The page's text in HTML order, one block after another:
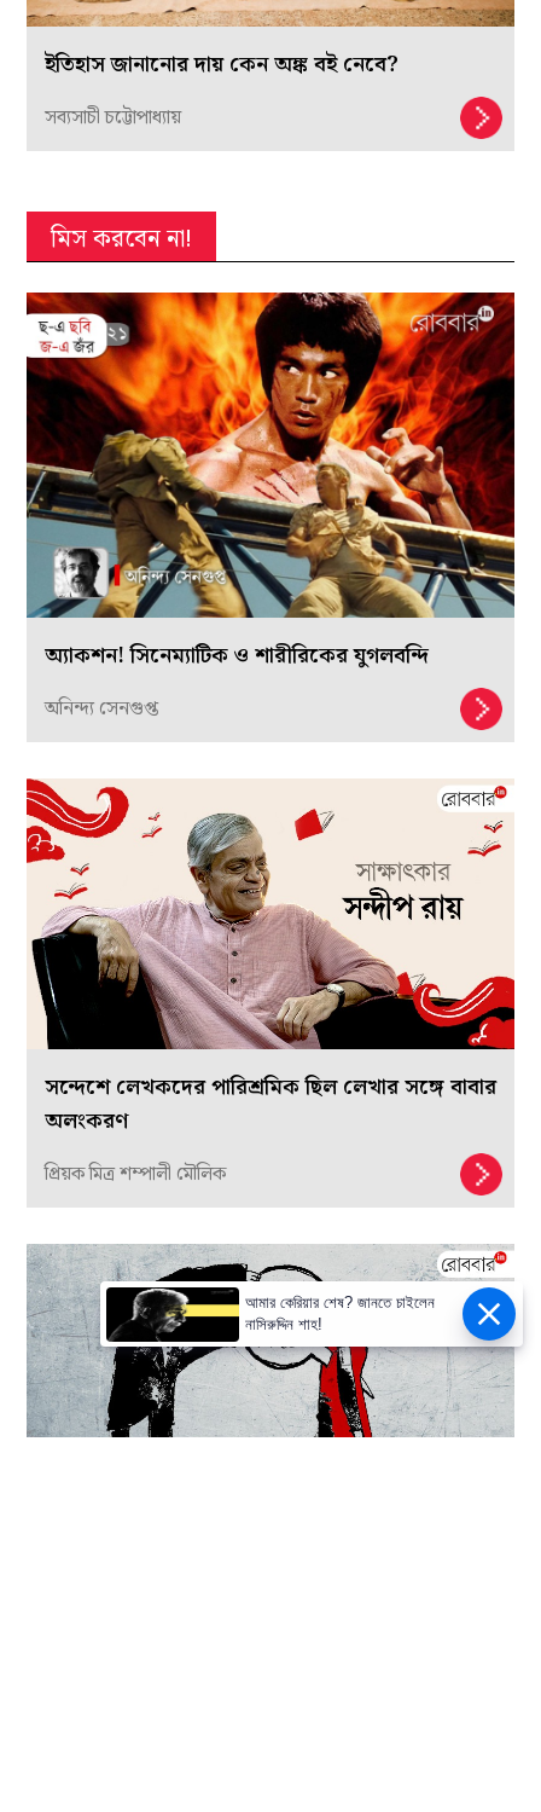
ইতিহাস জানানোর দায় কেন অঙ্ক বই নেবে?
সব্যসাচী চট্টোপাধ্যায়
মিস করবেন না!
অ্যাকশন! সিনেম্যাটিক ও শারীরিকের যুগলবন্দি
অনিন্দ্য সেনগুপ্ত
সন্দেশে লেখকদের পারিশ্রমিক ছিল লেখার সঙ্গে বাবার
অলংকরণ
প্রিয়ক মিত্র শম্পালী মৌলিক
আমার কেরিয়ার শেষ? জানতে চাইলেন
নাসিরুদ্দিন শাহ!